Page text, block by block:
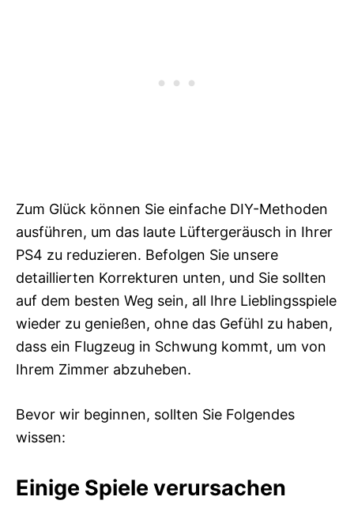
Zum Glück können Sie einfache DIY-Methoden
ausführen, um das laute Lüftergeräusch in Ihrer
PS4 zu reduzieren. Befolgen Sie unsere
detaillierten Korrekturen unten, und Sie sollten
auf dem besten Weg sein, all Ihre Lieblingsspiele
wieder zu genießen, ohne das Gefühl zu haben,
dass ein Flugzeug in Schwung kommt, um von
Ihrem Zimmer abzuheben.
Bevor wir beginnen, sollten Sie Folgendes
wissen:
Einige Spiele verursachen